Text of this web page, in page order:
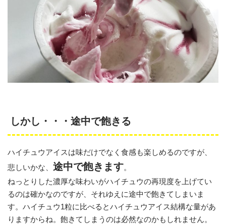
しかし・・・途中で飽きる
ハイチュウアイスは味だけでなく食感も楽しめるのですが、
悲しいかな、 途中で飽きます。
ねっとりした濃厚な味わいがハイチュウの再現度を上げてい
るのは確かなのですが、それゆえに途中で飽きてしまいま
す。ハイチュウ1粒に比べるとハイチュウアイス結構な量があ
りますからね。飽きてしまうのは必然なのかもしれません。